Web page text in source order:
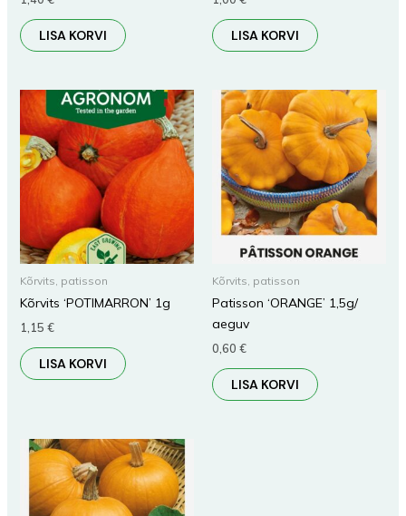
LISA KORVI LISA KORVI
Kõrvits, patisson
Kõrvits ‘POTIMARRON’ 1g
1,15 €
LISA KORVI
Kõrvits, patisson
Patisson ‘ORANGE’ 1,5g/
aeguv
0,60 €
LISA KORVI